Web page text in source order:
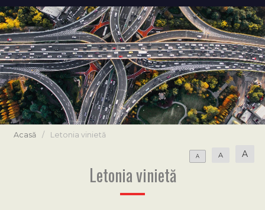
Acasă / Letonia vinietă
A A A
Letonia vinietă